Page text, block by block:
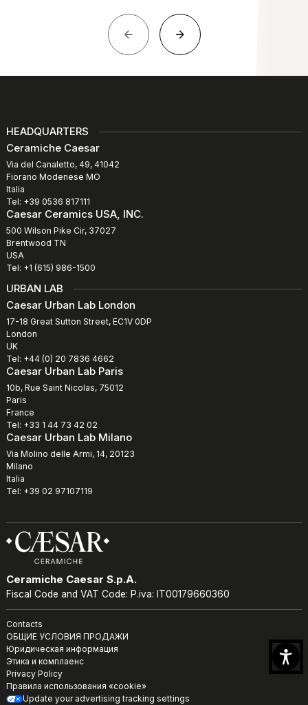
HEADQUARTERS
Ceramiche Caesar
Via del Canaletto, 49, 41042
Fiorano Modenese MO
Italia
Tel: +39 0536 817111
Caesar Ceramics USA, INC.
500 Wilson Pike Cir, 37027
Brentwood TN
USA
Tel: +1 (615) 986-1500
URBAN LAB
Caesar Urban Lab London
17-18 Great Sutton Street, EC1V 0DP
London
UK
Tel: +44 (0) 20 7836 4662
Caesar Urban Lab Paris
10b, Rue Saint Nicolas, 75012
Paris
France
Tel: +33 1 44 73 42 02
Caesar Urban Lab Milano
Via Molino delle Armi, 14, 20123
Milano
Italia
Tel: +39 02 97107119
Ceramiche Caesar S.p.A.
Fiscal Code and VAT Code: P.iva: IT00179660360
Contacts
ОБЩИЕ УСЛОВИЯ ПРОДАЖИ
Юридическая информация
Этика и комплаенс
Privacy Policy
Правила использования «cookie»
Update your advertising tracking settings